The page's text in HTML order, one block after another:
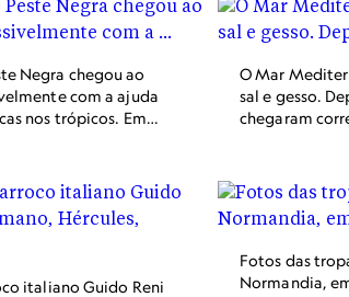
Negra chegou ao
com a ajuda
nos trópicos. Em
Tournai, Bélgica,
O Mar
sal e gesso.
chegaram
italiano Guido Reni
Fotos das
Normandia,